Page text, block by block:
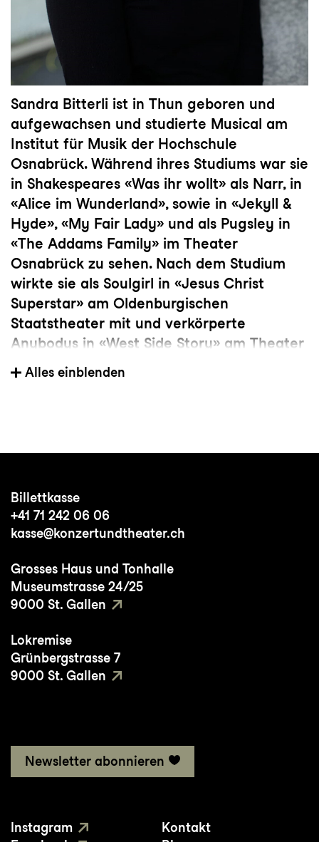
Sandra Bitterli ist in Thun geboren und
aufgewachsen und studierte Musical am
Institut für Musik der Hochschule
Osnabrück. Während ihres Studiums war sie
in Shakespeares «Was ihr wollt» als Narr, in
«Alice im Wunderland», sowie in «Jekyll &
Hyde», «My Fair Lady» und als Pugsley in
«The Addams Family» im Theater
Osnabrück zu sehen. Nach dem Studium
wirkte sie als Soulgirl in «Jesus Christ
Superstar» am Oldenburgischen
Staatstheater mit und verkörperte
Anybodys in «West Side Story» am Theater
Erfurt. Es folgten Rollen wie u.a. die Lore
«Mit 17 hat man noch Träume» (Bonn) und
2023 kehrte sie als Swing zurück in ihre
Heimat auf die Thuner Seebühne für die
Produktion «Dällebach Kari». Zuletzt spielte
sie im Ensemble und als Cover Sarah in
«Tanz der Vampire» im Operettenhaus
Hamburg.
Alles einblenden
Billettkasse
+41 71 242 06 06
kasse@konzertundtheater.ch
Grosses Haus und Tonhalle
Museumstrasse 24/25
9000 St. Gallen
Lokremise
Grünbergstrasse 7
9000 St. Gallen
Newsletter abonnieren
Instagram
Kontakt